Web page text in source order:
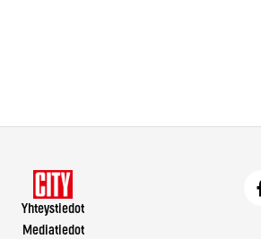
Yhteystiedot
Mediatiedot